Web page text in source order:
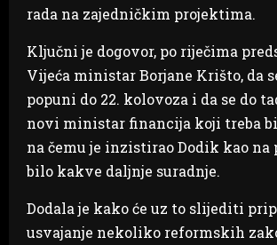
rada na zajedničkim projektima.
Ključni je dogovor, po riječima
Vijeća ministar Borjane Krišto, da
popuni do 22. kolovoza i da se do
novi ministar financija koji treba
na čemu je inzistirao Dodik kao na
bilo kakve daljnje suradnje.
Dodala je kako će uz to slijediti
usvajanje nekoliko reformskih